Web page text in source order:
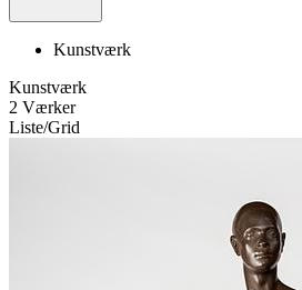
Kunstværk
Kunstværk
2 Værker
Liste/Grid